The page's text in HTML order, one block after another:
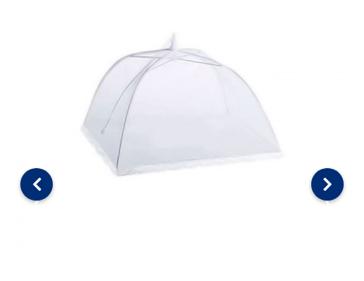
‹ ›